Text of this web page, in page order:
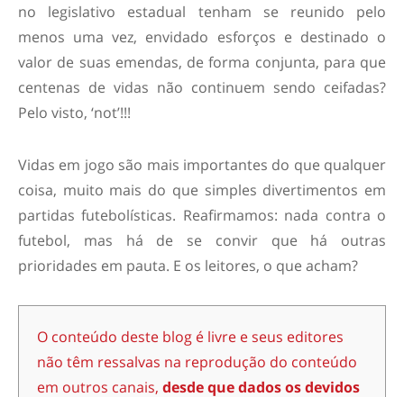
no legislativo estadual tenham se reunido pelo
menos uma vez, envidado esforços e destinado o
valor de suas emendas, de forma conjunta, para que
centenas de vidas não continuem sendo ceifadas?
Pelo visto, ‘not’!!!
Vidas em jogo são mais importantes do que qualquer
coisa, muito mais do que simples divertimentos em
partidas futebolísticas. Reafirmamos: nada contra o
futebol, mas há de se convir que há outras
prioridades em pauta. E os leitores, o que acham?
O conteúdo deste blog é livre e seus editores
não têm ressalvas na reprodução do conteúdo
em outros canais, desde que dados os devidos